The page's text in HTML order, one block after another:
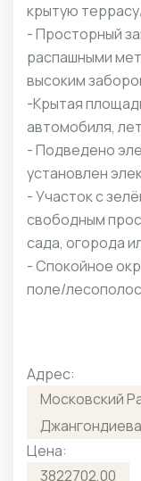
крытую
- Просторный
распашными
высоким
-Крытая
автомобиля,
- Подведено
установлен
- Участок с
свободным
сада, огорода
- Спокойное
поле/
Адрес:
Московский
Цена:
3822702,00